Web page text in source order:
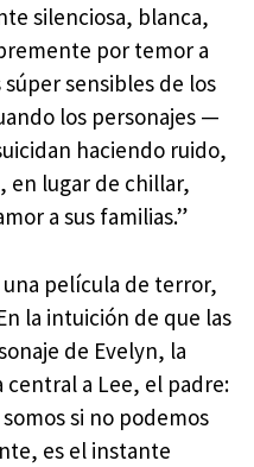
silenciosa, blanca,
por temor a
sensibles de los
los personajes —
haciendo ruido,
en lugar de chillar,
a sus familias.”
película de terror,
la intuición de que las
de Evelyn, la
a Lee, el padre:
somos si no podemos
es el instante